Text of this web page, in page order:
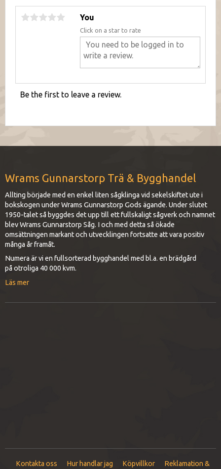
You
Click on a star to rate
Be the first to leave a review.
Wrams Gunnarstorp Trä & Bygghandel
Allting började med en enkel liten sågklinga vid sekelskiftet ute i
bokskogen under Wrams Gunnarstorp Gods ägande. Under slutet
1950-talet så byggdes det upp till ett fullskaligt sågverk och namnet
blev Wrams Gunnarstorp Såg. I och med detta så ökade
omsättningen markant och utvecklingen fortsatte att vara positiv
många år framåt.
Numera är vi en fullsorterad bygghandel med bl.a. en brädgård
på otroliga 40 000 kvm.
Läs mer
Kontakta oss Hur handlar jag Köpvillkor Reklamation &